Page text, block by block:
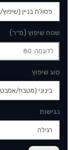
שטח שיפוץ (מ״ר)
סוג שיפוץ
נגישות